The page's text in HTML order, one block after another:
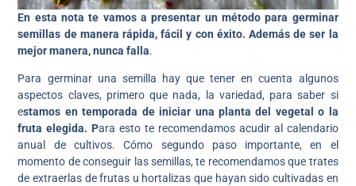
En esta nota te vamos a presentar un método para germinar
semillas de manera rápida, fácil y con éxito. Además de ser la
mejor manera, nunca falla.
Para germinar una semilla hay que tener en cuenta algunos
aspectos claves, primero que nada, la variedad, para saber si
estamos en temporada de iniciar una planta del vegetal o la
fruta elegida. Para esto te recomendamos acudir al calendario
anual de cultivos. Cómo segundo paso importante, en el
momento de conseguir las semillas, te recomendamos que trates
de extraerlas de frutas u hortalizas que hayan sido cultivadas en